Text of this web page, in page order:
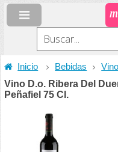
Inicio Bebidas
Vino D.o. Ribera Del
Peñafiel 75 Cl.